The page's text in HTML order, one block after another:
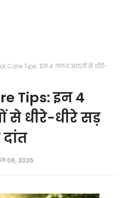
Care Tips: इन 4 गलत आदतों से धीरे-
Tips: इन 4
धीरे-धीरे सड़
06, 2026